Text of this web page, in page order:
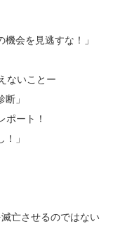
会を見逃すな！」
ないことー
」
ポート！
」
亡させるのではない